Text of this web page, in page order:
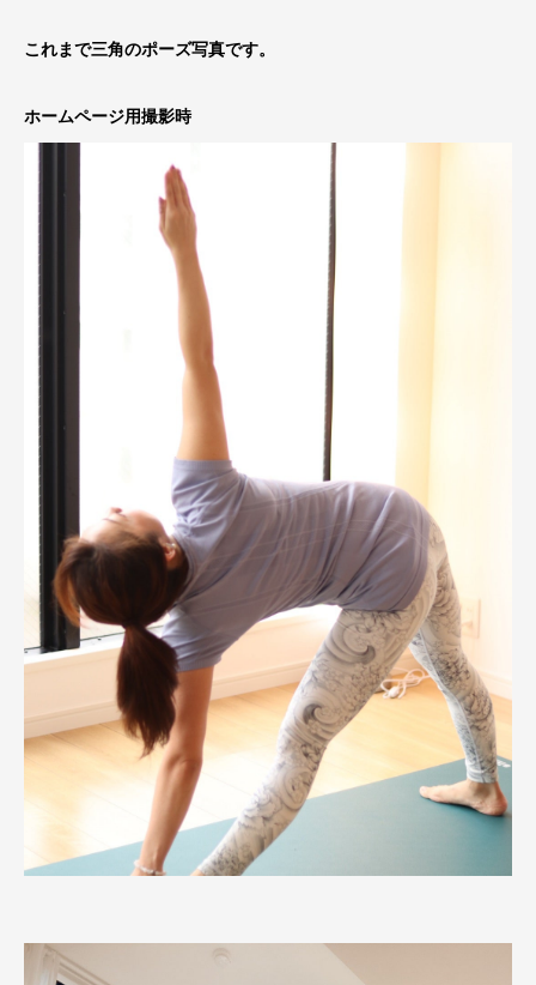
これまで三角のポーズ写真です。
ホームページ用撮影時